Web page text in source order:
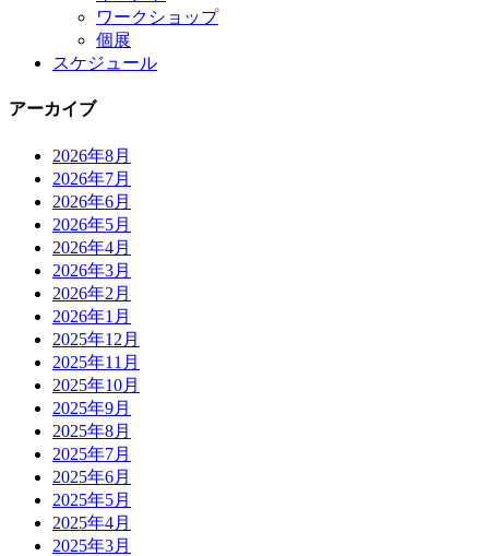
ワークショップ
個展
スケジュール
アーカイブ
2026年8月
2026年7月
2026年6月
2026年5月
2026年4月
2026年3月
2026年2月
2026年1月
2025年12月
2025年11月
2025年10月
2025年9月
2025年8月
2025年7月
2025年6月
2025年5月
2025年4月
2025年3月